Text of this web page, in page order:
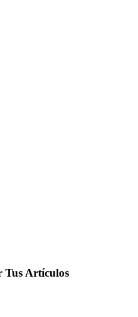
Tus Artículos